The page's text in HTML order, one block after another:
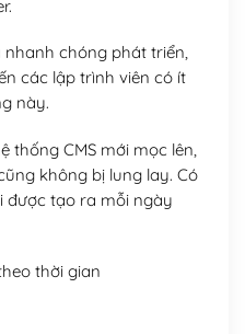
nhanh chóng phát triển,
các lập trình viên có ít
này.
thống CMS mới mọc lên,
không bị lung lay. Có
được tạo ra mỗi ngày
thời gian